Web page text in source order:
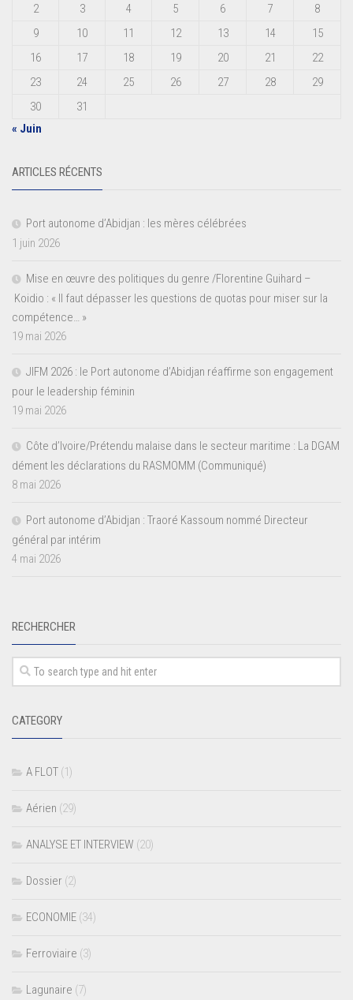
2
3 4 5 6 7
8
9
10 11 12 13 14
15
16
17 18 19 20 21
22
23
24 25 26 27 28
29
30
31
« Juin
ARTICLES RÉCENTS
Port autonome d’Abidjan : les mères célébrées
1 juin 2026
Mise en œuvre des politiques du genre /Florentine Guihard –
Koidio : « Il faut dépasser les questions de quotas pour miser sur la
compétence… »
19 mai 2026
JIFM 2026 : le Port autonome d’Abidjan réaffirme son engagement
pour le leadership féminin
19 mai 2026
Côte d’Ivoire/Prétendu malaise dans le secteur maritime : La DGAM
dément les déclarations du RASMOMM (Communiqué)
8 mai 2026
Port autonome d’Abidjan : Traoré Kassoum nommé Directeur
général par intérim
4 mai 2026
RECHERCHER
CATEGORY
A FLOT (1)
Aérien (29)
ANALYSE ET INTERVIEW (20)
Dossier (2)
ECONOMIE (34)
Ferroviaire (3)
Lagunaire (7)